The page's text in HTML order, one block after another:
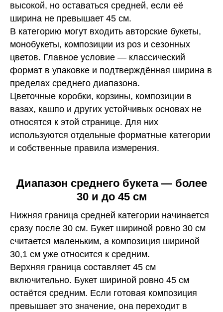
высокой, но оставаться средней, если её
ширина не превышает 45 см.
В категорию могут входить авторские букеты,
монобукеты, композиции из роз и сезонных
цветов. Главное условие — классический
формат в упаковке и подтверждённая ширина в
пределах среднего диапазона.
Цветочные коробки, корзины, композиции в
вазах, кашпо и других устойчивых основах не
относятся к этой странице. Для них
используются отдельные форматные категории
и собственные правила измерения.
Диапазон среднего букета — более
30 и до 45 см
Нижняя граница средней категории начинается
сразу после 30 см. Букет шириной ровно 30 см
считается маленьким, а композиция шириной
30,1 см уже относится к средним.
Верхняя граница составляет 45 см
включительно. Букет шириной ровно 45 см
остаётся средним. Если готовая композиция
превышает это значение, она переходит в